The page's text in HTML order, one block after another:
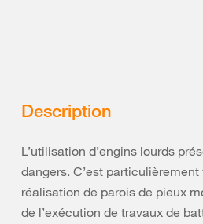
Description
L’utilisation d’engins lourds
dangers. C’est
réalisation de parois de pieux
de l’exécution de travaux de